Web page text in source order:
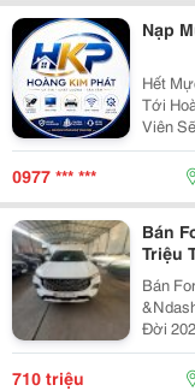
Nạp
Hết Mực
Tới Hoàng Kim
0977 *** ***
Bán
Triệu
Bán
Đời
Trọng,
Gia
710 triệu